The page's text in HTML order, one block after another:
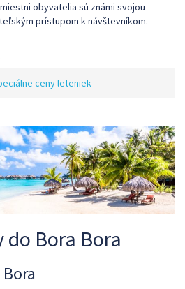
obyvatelia sú známi svojou
prístupom k návštevníkom.
ceny leteniek
do Bora Bora